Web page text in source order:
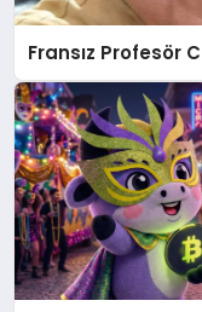
Fransız Profesör